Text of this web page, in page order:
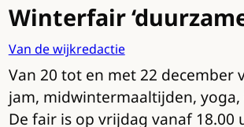
Winterfair
Van de wijkredactie
Van 20 tot en met 22
jam, midwintermaaltijden,
De fair is op vrijdag vanaf 18.00